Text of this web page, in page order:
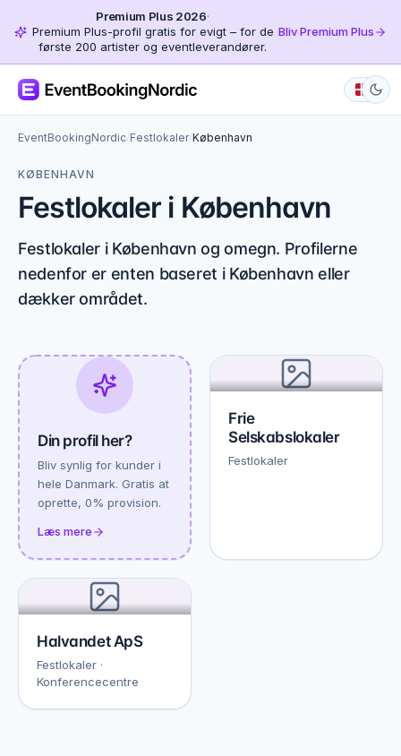
Premium Plus 2026·
Premium Plus-profil gratis for evigt – for de
første 200 artister og eventleverandører.
Bliv Premium Plus
EventBookingNordic/Festlokaler/København
KØBENHAVN
Festlokaler i København
Festlokaler i København og omegn. Profilerne
nedenfor er enten baseret i København eller
dækker området.
Din profil her?
Bliv synlig for kunder i
hele Danmark. Gratis at
oprette, 0% provision.
Læs mere
Frie
Selskabslokaler
Festlokaler
Halvandet ApS
Festlokaler ·
Konferencecentre